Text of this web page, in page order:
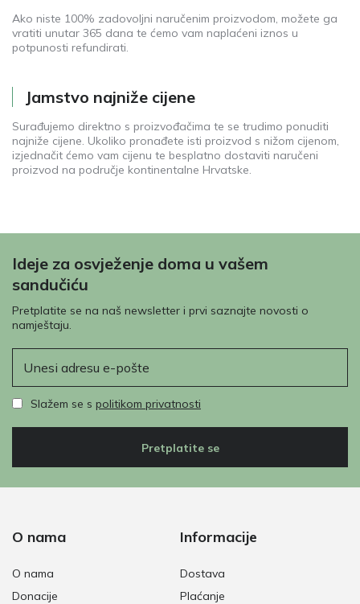
Ako niste 100% zadovoljni naručenim proizvodom, možete ga
vratiti unutar 365 dana te ćemo vam naplaćeni iznos u
potpunosti refundirati.
Jamstvo najniže cijene
Surađujemo direktno s proizvođačima te se trudimo ponuditi
najniže cijene. Ukoliko pronađete isti proizvod s nižom cijenom,
izjednačit ćemo vam cijenu te besplatno dostaviti naručeni
proizvod na područje kontinentalne Hrvatske.
Ideje za osvježenje doma u vašem
sandučiću
Pretplatite se na naš newsletter i prvi saznajte novosti o
namještaju.
Slažem se s politikom privatnosti
Pretplatite se
O nama
O nama
Donacije
Informacije
Dostava
Plaćanje